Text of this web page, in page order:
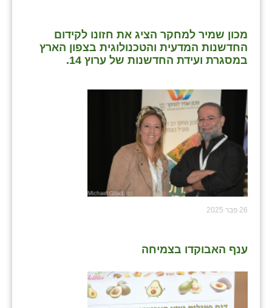
מכון שמיר למחקר הציג את חזונו לקידום
החדשנות המדעית והטכנולוגית בצפון הארץ
במסגרת ועידת החדשנות של ערוץ 14.
26 פבר 2025
ענף האבוקדו בצמיחה